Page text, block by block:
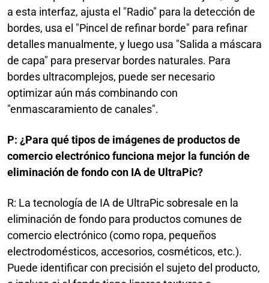
a esta interfaz, ajusta el "Radio" para la detección de
bordes, usa el "Pincel de refinar borde" para refinar
detalles manualmente, y luego usa "Salida a máscara
de capa" para preservar bordes naturales. Para
bordes ultracomplejos, puede ser necesario
optimizar aún más combinando con
"enmascaramiento de canales".
P: ¿Para qué tipos de imágenes de productos de
comercio electrónico funciona mejor la función de
eliminación de fondo con IA de UltraPic?
R: La tecnología de IA de UltraPic sobresale en la
eliminación de fondo para productos comunes de
comercio electrónico (como ropa, pequeños
electrodomésticos, accesorios, cosméticos, etc.).
Puede identificar con precisión el sujeto del producto,